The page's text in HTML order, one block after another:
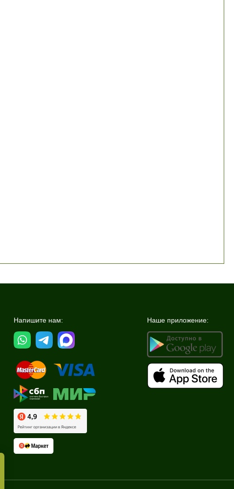
Напишите нам: Наше приложение: